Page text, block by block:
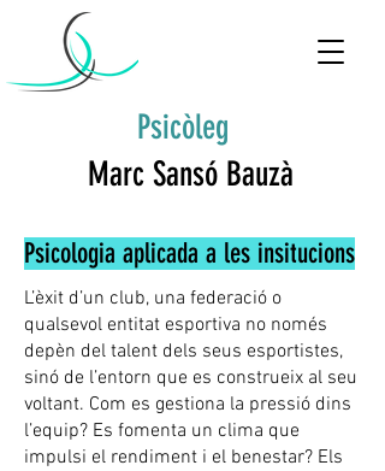
Psicòleg
Marc Sansó Bauzà
Psicologia aplicada a les insitucions
L’èxit d’un club, una federació o
qualsevol entitat esportiva no només
depèn del talent dels seus esportistes,
sinó de l’entorn que es construeix al seu
voltant. Com es gestiona la pressió dins
l’equip? Es fomenta un clima que
impulsi el rendiment i el benestar? Els